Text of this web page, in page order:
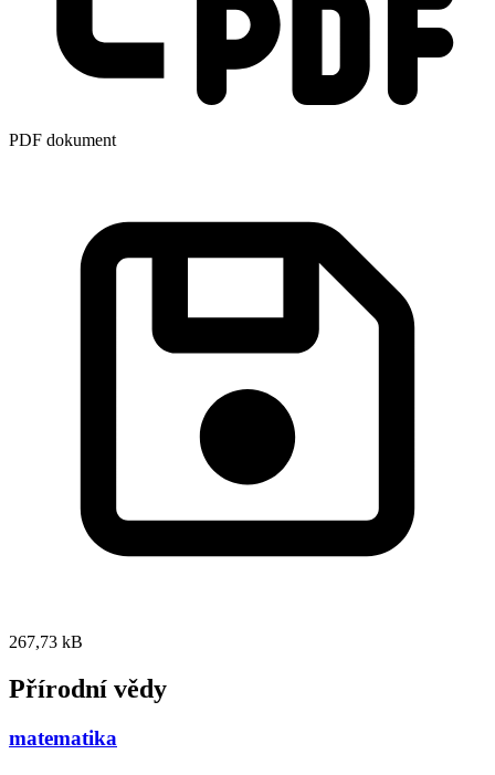
PDF dokument
267,73 kB
Přírodní vědy
matematika